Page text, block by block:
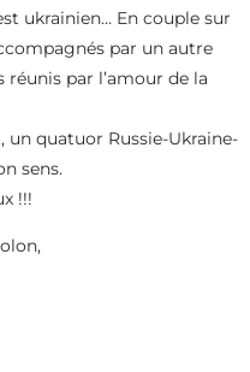
ukrainien… En couple sur
par un autre
par l’amour de la
un quatuor Russie-Ukraine-
sens.
!!!